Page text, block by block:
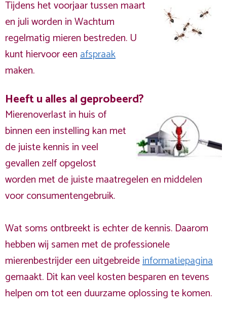
Tijdens het voorjaar tussen maart
en juli worden in Wachtum
regelmatig mieren bestreden. U
kunt hiervoor eenafspraak
maken.
Heeft u alles al geprobeerd?
Mierenoverlast in huis of
binnen een instelling kan met
de juiste kennis in veel
gevallen zelf opgelost
worden met de juiste maatregelen en middelen
voor consumentengebruik.
Wat soms ontbreekt is echter de kennis. Daarom
hebben wij samen met de professionele
mierenbestrijder een uitgebreideinformatiepagina
gemaakt. Dit kan veel kosten besparen en tevens
helpen om tot een duurzame oplossing te komen.